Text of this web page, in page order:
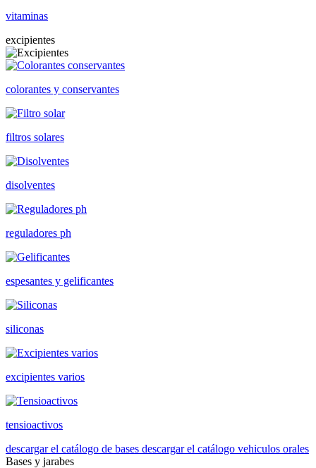
vitaminas
excipientes
colorantes y conservantes
filtros solares
disolventes
reguladores ph
espesantes y gelificantes
siliconas
excipientes varios
tensioactivos
descargar el catálogo de bases descargar el catálogo vehiculos orales
Bases y jarabes